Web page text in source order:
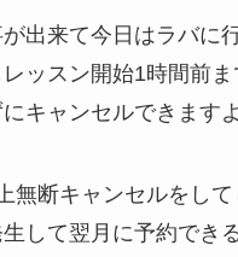
が出来て今日はラバに
ッスン開始1時間前
キャンセルできますよ
無断キャンセルをし
して翌月に予約でき